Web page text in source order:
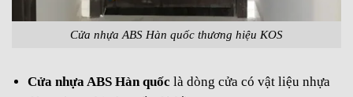
Cửa nhựa ABS Hàn quốc thương hiệu KOS
Cửa nhựa ABS Hàn quốc là dòng cửa có vật liệu nhựa